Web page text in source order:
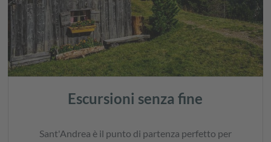
Escursioni senza fine
Sant'Andrea è il punto di partenza perfetto per